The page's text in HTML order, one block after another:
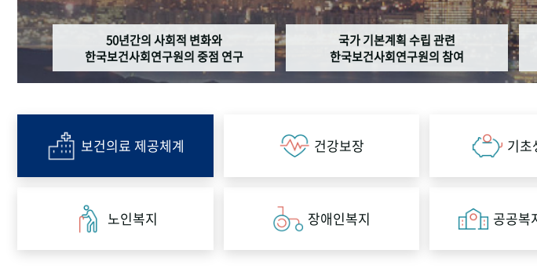
50년간의 사회적 변화와
한국보건사회연구원의 중점 연구
국가 기본계획 수립 관련
한국보건사회연구원의 참여
보건의료 제공체계 건강보장 기초
노인복지 장애인복지 공공복